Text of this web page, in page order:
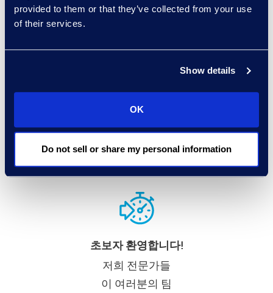
provided to them or that they’ve collected from your use
of their services.
Show details
OK
Do not sell or share my personal information
클에서 AI 도구를 활용하는 데 가장
경험이 많은 eDiscovery 서비스 제공
자입니다. 비용 절감, 프로세스 초기
에 데이터 발견, 특권 컨텐츠 식별 또
초보자 환영합니다!
저희 전문가들
이 여러분의 팀